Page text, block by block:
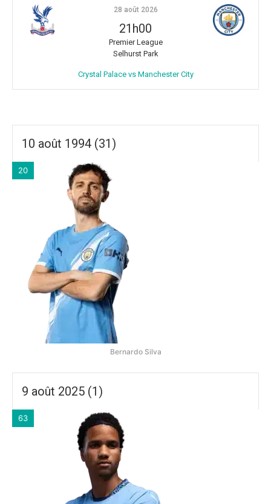
28 août 2026
21h00
Premier League
Selhurst Park
Crystal Palace vs Manchester City
10 août 1994 (31)
20
Bernardo Silva
9 août 2025 (1)
63